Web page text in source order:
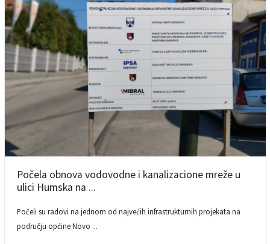
Počela obnova vodovodne i kanalizacione mreže u
ulici Humska na ...
Počeli su radovi na jednom od najvećih infrastrukturnih projekata na
području općine Novo ...